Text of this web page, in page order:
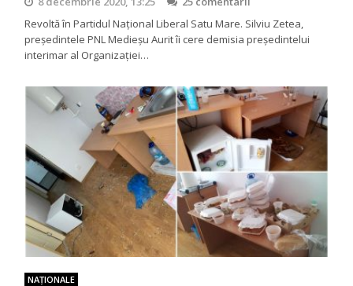
Revoltă în Partidul Național Liberal Satu Mare. Silviu Zetea,
președintele PNL Medieșu Aurit îi cere demisia președintelui
interimar al Organizației…
NAŢIONALE